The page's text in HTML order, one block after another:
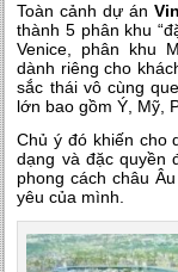
Toàn cảnh dự án
thành 5 phân khu
Venice, phân khu
dành riêng cho
sắc thái vô cùng
lớn bao gồm Ý, Mỹ,
Chủ ý đó khiến cho
dạng và đặc quyền
phong cách châu
yêu của mình.